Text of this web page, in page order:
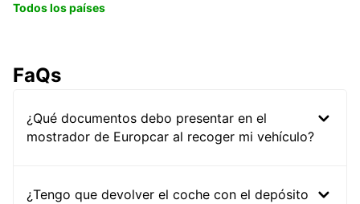
Todos los países
FaQs
¿Qué documentos debo presentar en el
mostrador de Europcar al recoger mi vehículo?
¿Tengo que devolver el coche con el depósito